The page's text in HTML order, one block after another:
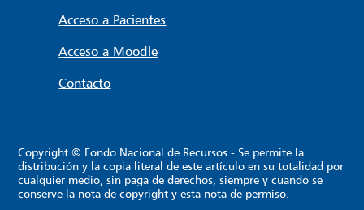
Acceso a Pacientes
Acceso a Moodle
Contacto
Copyright © Fondo Nacional de Recursos - Se permite la
distribución y la copia literal de este artículo en su totalidad por
cualquier medio, sin paga de derechos, siempre y cuando se
conserve la nota de copyright y esta nota de permiso.